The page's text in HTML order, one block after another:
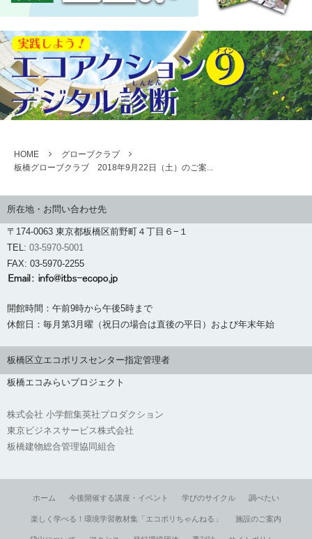
HOME
グローブクラブ
板橋グローブクラブ 2018年9月22日（土）のご案...
所在地・お問い合わせ先
〒174-0063 東京都板橋区前野町４丁目６−１
TEL: 03-5970-5001
FAX: 03-5970-2255
開館時間：午前9時から午後5時まで
休館日：毎月第3月曜（祝日の場合は直後の平日）および年末年始
板橋区立エコポリスセンター指定管理者
板橋エコみらいプロジェクト
株式会社 小学館集英社プロダクション
東京ビジネスサービス株式会社
板橋建物総合管理協同組合
ホーム 今後開催する講座・イベント 学びのサイクル 調べたい
楽しく学べる！環境学習教材集「エコポリちゃんねる」 施設のご案内